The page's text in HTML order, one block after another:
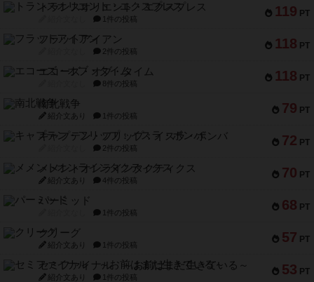
119 PT
トランスオリエント・エクスプレス
1件の投稿
118 PT
フラットアイアン
2件の投稿
118 PT
エコーズ・オブ・タイム
8件の投稿
79 PT
南北戦争
紹介文あり 1件の投稿
72 PT
キャプテン・フリップ：イスラ・ボンバ
2件の投稿
70 PT
メメントオンラインタクティクス
紹介文あり 4件の投稿
68 PT
パーミッド
1件の投稿
57 PT
クリーグ
紹介文あり 1件の投稿
53 PT
セミファイナル ～お前はまだ生きている～
紹介文あり 1件の投稿